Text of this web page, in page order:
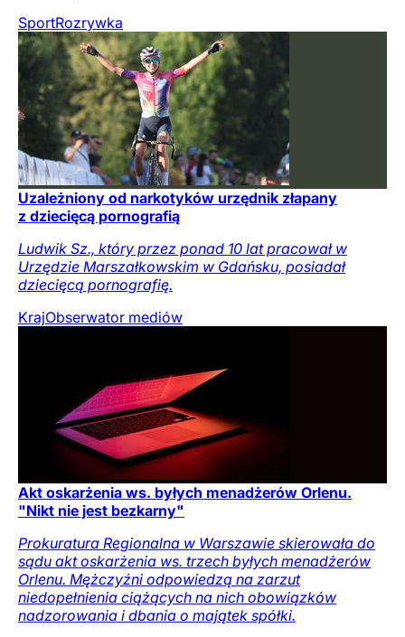
SportRozrywka
Uzależniony od narkotyków urzędnik złapany
z dziecięcą pornografią
Ludwik Sz., który przez ponad 10 lat pracował w
Urzędzie Marszałkowskim w Gdańsku, posiadał
dziecięcą pornografię.
KrajObserwator mediów
Akt oskarżenia ws. byłych menadżerów Orlenu.
"Nikt nie jest bezkarny"
Prokuratura Regionalna w Warszawie skierowała do
sądu akt oskarżenia ws. trzech byłych menadżerów
Orlenu. Mężczyźni odpowiedzą na zarzut
niedopełnienia ciążących na nich obowiązków
nadzorowania i dbania o majątek spółki.